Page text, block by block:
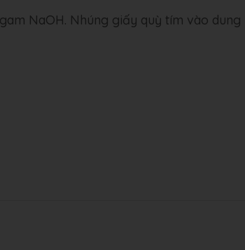
NaOH. Nhúng giấy quỳ tím vào dung